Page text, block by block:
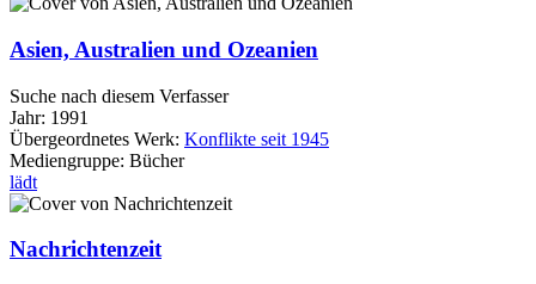
Asien, Australien und Ozeanien
Suche nach diesem Verfasser
Jahr: 1991
Übergeordnetes Werk: Konflikte seit 1945
Mediengruppe: Bücher
lädt
Nachrichtenzeit